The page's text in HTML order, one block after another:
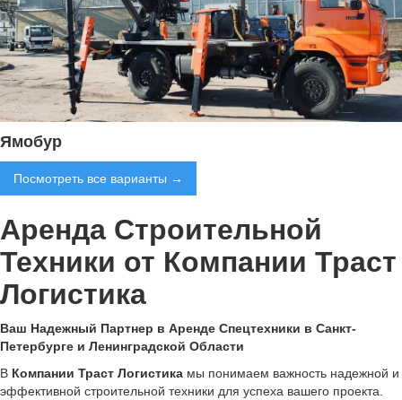
Ямобур
Посмотреть все варианты →
Аренда Строительной
Техники от Компании Траст
Логистика
Ваш Надежный Партнер в Аренде Спецтехники в Санкт-
Петербурге и Ленинградской Области
В Компании Траст Логистика мы понимаем важность надежной и
эффективной строительной техники для успеха вашего проекта.